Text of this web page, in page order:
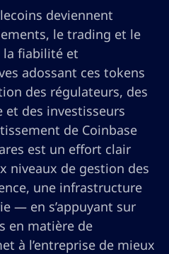
deviennent
le trading et le
fiabilité et
adossant ces tokens
des régulateurs, des
et des investisseurs
de Coinbase
est un effort clair
niveaux de gestion des
une infrastructure
— en s’appuyant sur
en matière de
à l’entreprise de mieux